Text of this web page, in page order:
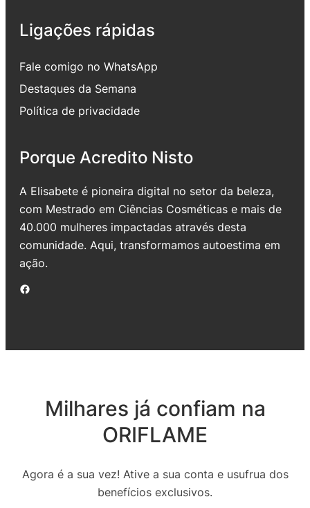
Ligações rápidas
Fale comigo no WhatsApp
Destaques da Semana
Política de privacidade
Porque Acredito Nisto
A Elisabete é pioneira digital no setor da beleza,
com Mestrado em Ciências Cosméticas e mais de
40.000 mulheres impactadas através desta
comunidade. Aqui, transformamos autoestima em
ação.
Facebook
Milhares já confiam na
ORIFLAME
Agora é a sua vez! Ative a sua conta e usufrua dos
benefícios exclusivos.